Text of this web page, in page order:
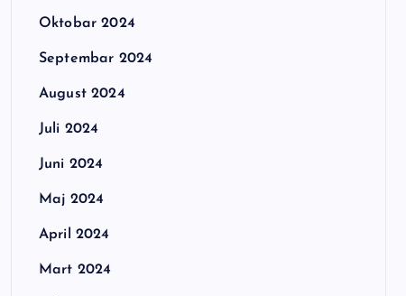
Oktobar 2024
Septembar 2024
August 2024
Juli 2024
Juni 2024
Maj 2024
April 2024
Mart 2024